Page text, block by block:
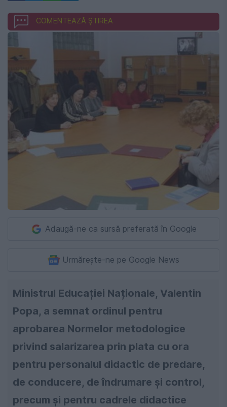
COMENTEAZĂ ȘTIREA
Adaugă-ne ca sursă preferată în Google
Urmărește-ne pe Google News
Ministrul Educației Naționale, Valentin
Popa, a semnat ordinul pentru
aprobarea Normelor metodologice
privind salarizarea prin plata cu ora
pentru personalul didactic de predare,
de conducere, de îndrumare și control,
precum și pentru cadrele didactice